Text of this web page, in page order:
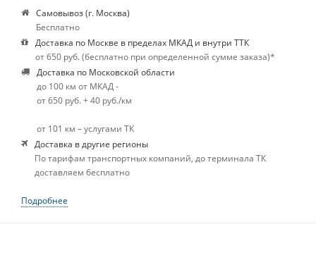
Самовывоз (г. Москва)
Бесплатно
Доставка по Москве в пределах МКАД и внутри ТТК
от 650 руб. (бесплатно при определенной сумме заказа)*
Доставка по Московской области
до 100 км от МКАД -
от 650 руб. + 40 руб./км
от 101 км – услугами ТК
Доставка в другие регионы
По тарифам транспортных компаний, до терминала ТК
доставляем бесплатно
Подробнее